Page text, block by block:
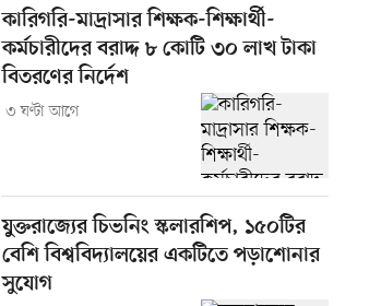
কারিগরি-মাদ্রাসার শিক্ষক-শিক্ষার্থী-
কর্মচারীদের বরাদ্দ ৮ কোটি ৩০ লাখ টাকা
বিতরণের নির্দেশ
৩ ঘণ্টা আগে
যুক্তরাজ্যের চিভনিং স্কলারশিপ, ১৫০টির
বেশি বিশ্ববিদ্যালয়ের একটিতে পড়াশোনার
সুযোগ